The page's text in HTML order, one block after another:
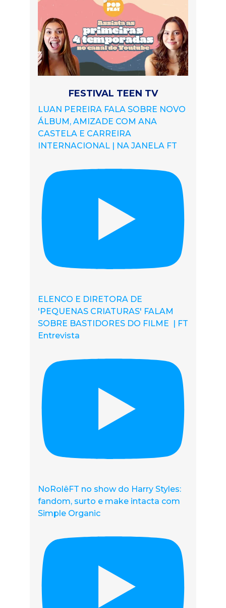
FESTIVAL TEEN TV
LUAN PEREIRA FALA SOBRE NOVO
ÁLBUM, AMIZADE COM ANA
CASTELA E CARREIRA
INTERNACIONAL | NA JANELA FT
ELENCO E DIRETORA DE
'PEQUENAS CRIATURAS' FALAM
SOBRE BASTIDORES DO FILME | FT
Entrevista
NoRolêFT no show do Harry Styles:
fandom, surto e make intacta com
Simple Organic